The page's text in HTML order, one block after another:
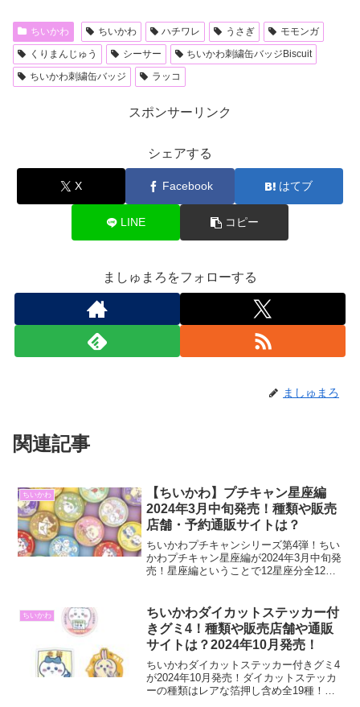
ちいかわ ちいかわ ハチワレ うさぎ
モモンガ
くりまんじゅう
シーサー
ちいかわ刺繍缶バッジBiscuit
ちいかわ刺繍缶バッジ
ラッコ
スポンサーリンク
シェアする
X Facebook はてブ
LINE コピー
ましゅまろをフォローする
ましゅまろ
関連記事
ちいかわ
【ちいかわ】プチキャン星座編
2024年3月中旬発売！種類や販売
店舗・予約通販サイトは？
ちいかわプチキャンシリーズ第4弾！ちい
かわプチキャン星座編が2024年3月中旬発
売！星座編ということで12星座分全12種
介。ちいかわグッズは人気のため早めの
予約がおすすめです。
ちいかわ
ちいかわダイカットステッカー付
きグミ4！種類や販売店舗や通販
サイトは？2024年10月発売！
ちいかわダイカットステッカー付きグミ4
が2024年10月発売！ダイカットステッカ
ーの種類はレアな箔押し含め全19種！ち